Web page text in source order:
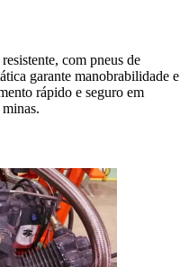
com pneus de
garante manobrabilidade e
rápido e seguro em